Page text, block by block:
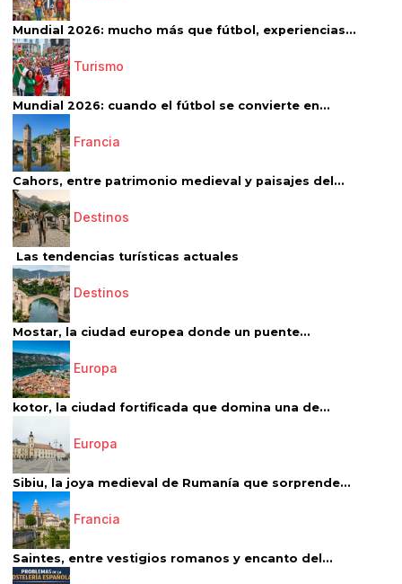
Mundial 2026: mucho más que fútbol, experiencias...
Turismo
Mundial 2026: cuando el fútbol se convierte en...
Francia
Cahors, entre patrimonio medieval y paisajes del...
Destinos
Las tendencias turísticas actuales
Destinos
Mostar, la ciudad europea donde un puente...
Europa
kotor, la ciudad fortificada que domina una de...
Europa
Sibiu, la joya medieval de Rumanía que sorprende...
Francia
Saintes, entre vestigios romanos y encanto del...